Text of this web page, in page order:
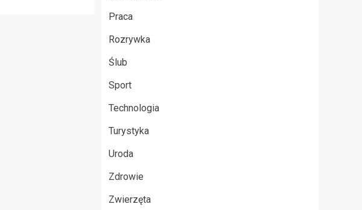
Praca
Rozrywka
Ślub
Sport
Technologia
Turystyka
Uroda
Zdrowie
Zwierzęta